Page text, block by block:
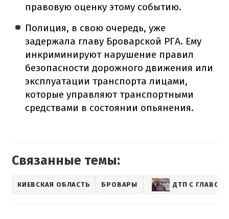
правовую оценку этому событию.
Полиция, в свою очередь, уже
задержала главу Броварской РГА. Ему
инкриминируют нарушение правил
безопасности дорожного движения или
эксплуатации транспорта лицами,
которые управляют транспортными
средствами в состоянии опьянения.
Связанные темы:
КИЕВСКАЯ ОБЛАСТЬ БРОВАРЫ ДТП С ГЛАВОЙ